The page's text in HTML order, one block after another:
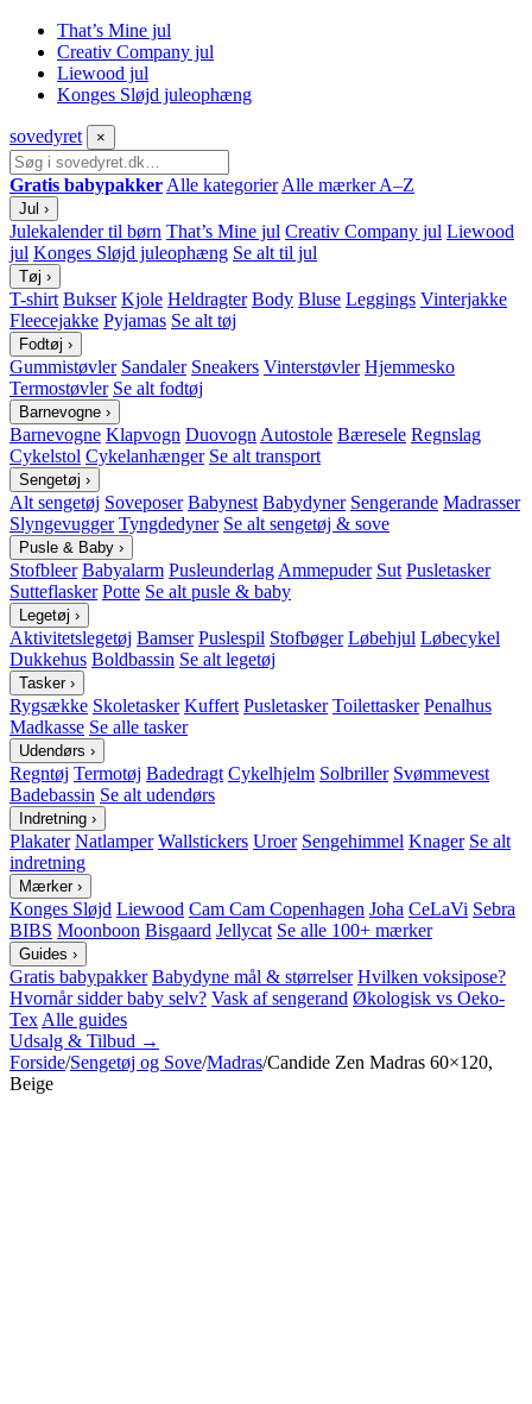
That’s Mine jul
Creativ Company jul
Liewood jul
Konges Sløjd juleophæng
sovedyret ×
Gratis babypakker Alle kategorier Alle mærker A–Z
Jul ›
Julekalender til børn That’s Mine jul Creativ Company jul Liewood
jul Konges Sløjd juleophæng Se alt til jul
Tøj ›
T-shirt Bukser Kjole Heldragter Body Bluse Leggings Vinterjakke
Fleecejakke Pyjamas Se alt tøj
Fodtøj ›
Gummistøvler Sandaler Sneakers Vinterstøvler Hjemmesko
Termostøvler Se alt fodtøj
Barnevogne ›
Barnevogne Klapvogn Duovogn Autostole Bæresele Regnslag
Cykelstol Cykelanhænger Se alt transport
Sengetøj ›
Alt sengetøj Soveposer Babynest Babydyner Sengerande Madrasser
Slyngevugger Tyngdedyner Se alt sengetøj & sove
Pusle & Baby ›
Stofbleer Babyalarm Pusleunderlag Ammepuder Sut Pusletasker
Sutteflasker Potte Se alt pusle & baby
Legetøj ›
Aktivitetslegetøj Bamser Puslespil Stofbøger Løbehjul Løbecykel
Dukkehus Boldbassin Se alt legetøj
Tasker ›
Rygsække Skoletasker Kuffert Pusletasker Toilettasker Penalhus
Madkasse Se alle tasker
Udendørs ›
Regntøj Termotøj Badedragt Cykelhjelm Solbriller Svømmevest
Badebassin Se alt udendørs
Indretning ›
Plakater Natlamper Wallstickers Uroer Sengehimmel Knager Se alt
indretning
Mærker ›
Konges Sløjd Liewood Cam Cam Copenhagen Joha CeLaVi Sebra
BIBS Moonboon Bisgaard Jellycat Se alle 100+ mærker
Guides ›
Gratis babypakker Babydyne mål & størrelser Hvilken voksipose?
Hvornår sidder baby selv? Vask af sengerand Økologisk vs Oeko-
Tex Alle guides
Udsalg & Tilbud →
Forside/Sengetøj og Sove/Madras/Candide Zen Madras 60×120,
Beige